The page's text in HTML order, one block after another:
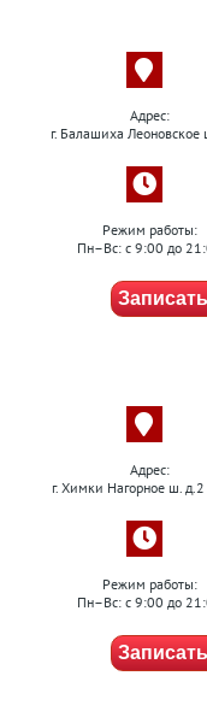
Адрес:
г. Балашиха Леоновское
Режим работы:
Пн–Вс: с 9:00 до
Адрес:
г. Химки Нагорное ш.
Режим работы:
Пн–Вс: с 9:00 до